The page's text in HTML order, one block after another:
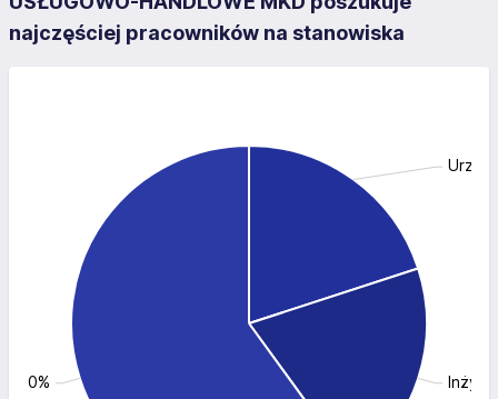
najczęściej pracowników na stanowiska